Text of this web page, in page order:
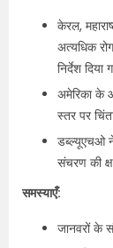
केरल,
अत्यधिक
निर्देश दिया
अमेरिका के
स्तर पर
डब्ल्यूएचओ
संचरण की
समस्याएँ:
जानवरों के